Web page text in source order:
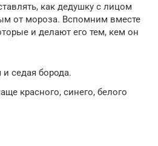
как дедушку с лицом
от мороза. Вспомним вместе
и делают его тем, кем он
и седая борода.
красного, синего, белого